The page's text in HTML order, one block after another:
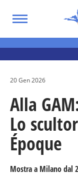
main
Toggle
Eventi per
nella
20 Gen 2026
Alla
Lo
Époque
Mostra a Milano dal